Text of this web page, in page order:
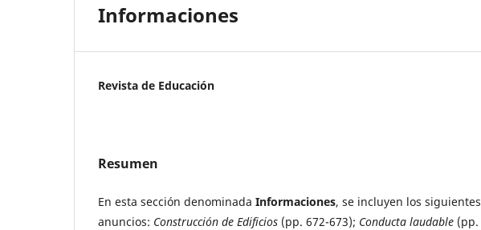
Informaciones
Revista de Educación
Resumen
En esta sección denominada Informaciones, se incluyen los siguientes
anuncios: Construcción de Edificios (pp. 672-673); Conducta laudable (pp.